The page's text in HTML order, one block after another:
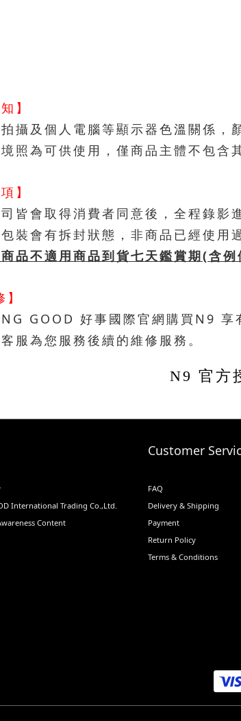
】
攝及個人電腦等顯示器色溫關係，
照為可供使用，僅商品主體不包含
】
皆會取得消費者同意後，全程錄影
裝會有拆封狀態，非商品已經使用
品不適用商品到貨七天鑑賞期(含
GOOD 好事國際官網購買N9 享
服為您服務後續的維修服務。
N9 官方
International Trading Co.,Ltd.
Content
Customer
FAQ
Delivery & Shipping
Payment
Return Policy
Terms & Conditions